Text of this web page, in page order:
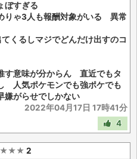
ぼすぎる
りゃ3人も報酬対象がいる 異常
くるしマジでどんだけ出すのコ
す意味が分からん 直近でもタ
人気ポケモンでも強ポケでも
嫌がらせでしかない
2022年04月17日 17時41分
4
★★★ 2